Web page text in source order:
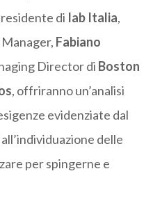
di Iab Italia,
Fabiano
Director di Boston
, offriranno un’analisi
evidenziate dal
delle
per spingerne e